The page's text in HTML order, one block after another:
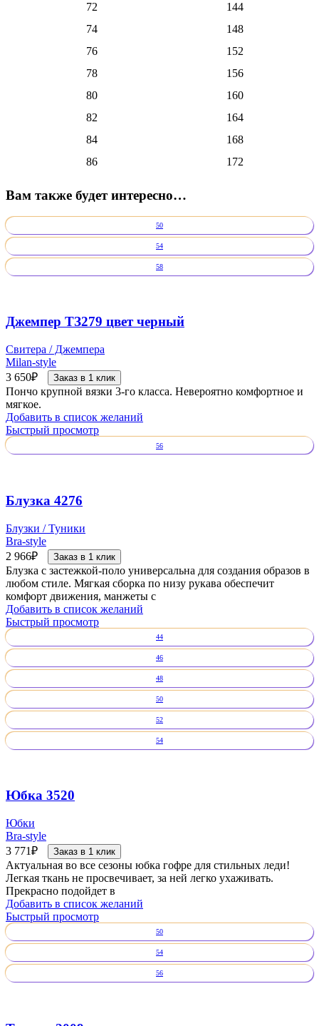
72
144
74
148
76
152
78
156
80
160
82
164
84
168
86
172
Вам также будет интересно…
50
54
58
Джемпер ТЗ279 цвет черный
Свитера / Джемпера
Milan-style
3 650₽ Заказ в 1 клик
Пончо крупной вязки 3-го класса. Невероятно комфортное и
мягкое.
Добавить в список желаний
Быстрый просмотр
56
Блузка 4276
Блузки / Туники
Bra-style
2 966₽ Заказ в 1 клик
Блузка с застежкой-поло универсальна для создания образов в
любом стиле. Мягкая сборка по низу рукава обеспечит
комфорт движения, манжеты с
Добавить в список желаний
Быстрый просмотр
44
46
48
50
52
54
Юбка 3520
Юбки
Bra-style
3 771₽ Заказ в 1 клик
Актуальная во все сезоны юбка гофре для стильных леди!
Легкая ткань не просвечивает, за ней легко ухаживать.
Прекрасно подойдет в
Добавить в список желаний
Быстрый просмотр
50
54
56